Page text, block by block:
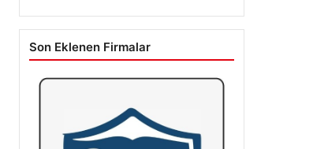
Son Eklenen Firmalar